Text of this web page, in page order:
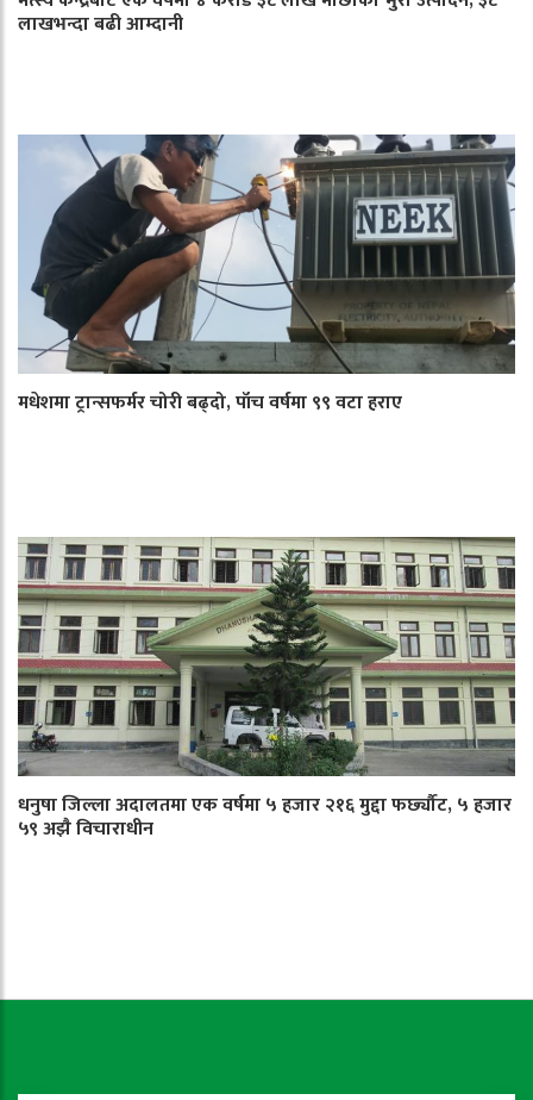
लाखभन्दा बढी आम्दानी
मधेशमा ट्रान्सफर्मर चोरी बढ्दो, पाँच वर्षमा ९९ वटा हराए
धनुषा जिल्ला अदालतमा एक वर्षमा ५ हजार २१६ मुद्दा फर्छ्यौट, ५ हजार
५९ अझै विचाराधीन